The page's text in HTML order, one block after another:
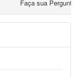
Faça sua Pergunta